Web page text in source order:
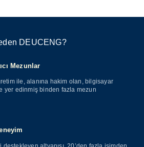
DEUCENG?
Mezunlar
ile, alanına hakim olan, bilgisayar
yer edinmiş binden fazla mezun